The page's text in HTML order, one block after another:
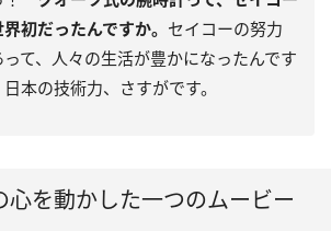
初だったんですか。 セイコーの努力
って、人々の生活が豊かになったんです
本の技術力、さすがです。
心を動かした一つのムービー